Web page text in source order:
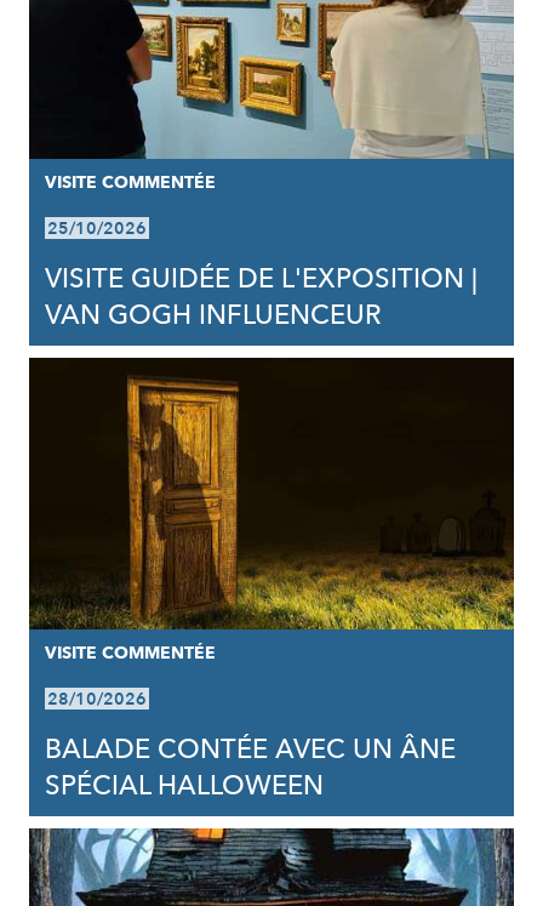
VISITE COMMENTÉE
25/10/2026
VISITE GUIDÉE DE L'EXPOSITION |
VAN GOGH INFLUENCEUR
VISITE COMMENTÉE
28/10/2026
BALADE CONTÉE AVEC UN ÂNE
SPÉCIAL HALLOWEEN